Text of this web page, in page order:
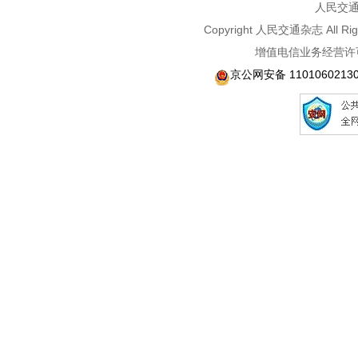
人民交
Copyright 人民交通杂志 All
增值电信业务经营
京公网安备